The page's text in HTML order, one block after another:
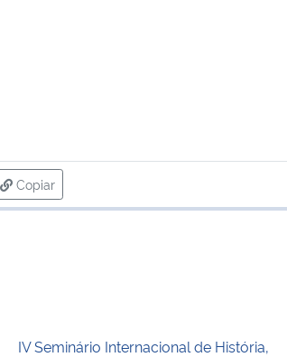
Copiar
para área de transferência
IV Seminário Internacional de História,